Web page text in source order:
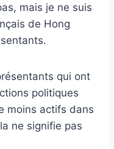
mais je ne suis
de Hong
qui ont
politiques
moins actifs dans
ne signifie pas